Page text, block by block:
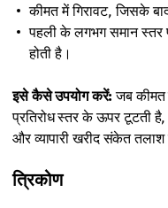
कीमत में गिरावट, जिसके बाद
पहली के लगभग समान स्तर
होती है।
इसे कैसे उपयोग करें: जब कीमत
प्रतिरोध स्तर के ऊपर टूटती
और व्यापारी खरीद संकेत
त्रिकोण